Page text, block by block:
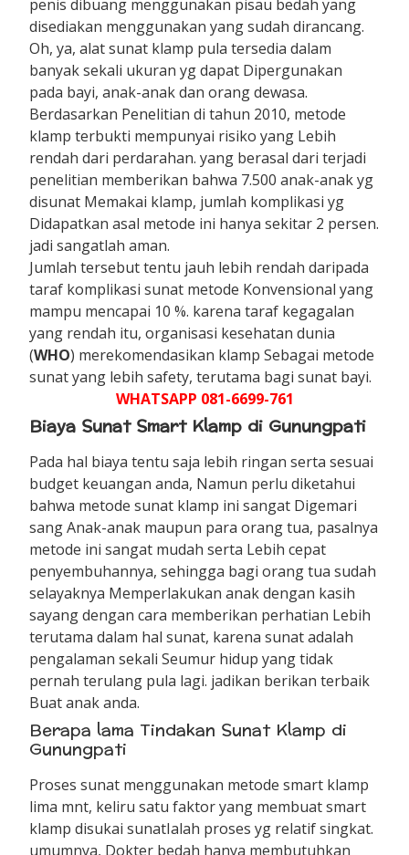
penis dibuang menggunakan pisau bedah yang
disediakan menggunakan yang sudah dirancang.
Oh, ya, alat sunat klamp pula tersedia dalam
banyak sekali ukuran yg dapat Dipergunakan
pada bayi, anak-anak dan orang dewasa.
Berdasarkan Penelitian di tahun 2010, metode
klamp terbukti mempunyai risiko yang Lebih
rendah dari perdarahan. yang berasal dari terjadi
penelitian memberikan bahwa 7.500 anak-anak yg
disunat Memakai klamp, jumlah komplikasi yg
Didapatkan asal metode ini hanya sekitar 2 persen.
jadi sangatlah aman.
Jumlah tersebut tentu jauh lebih rendah daripada
taraf komplikasi sunat metode Konvensional yang
mampu mencapai 10 %. karena taraf kegagalan
yang rendah itu, organisasi kesehatan dunia
(WHO) merekomendasikan klamp Sebagai metode
sunat yang lebih safety, terutama bagi sunat bayi.
WHATSAPP 081-6699-761
Biaya Sunat Smart Klamp di Gunungpati
Pada hal biaya tentu saja lebih ringan serta sesuai
budget keuangan anda, Namun perlu diketahui
bahwa metode sunat klamp ini sangat Digemari
sang Anak-anak maupun para orang tua, pasalnya
metode ini sangat mudah serta Lebih cepat
penyembuhannya, sehingga bagi orang tua sudah
selayaknya Memperlakukan anak dengan kasih
sayang dengan cara memberikan perhatian Lebih
terutama dalam hal sunat, karena sunat adalah
pengalaman sekali Seumur hidup yang tidak
pernah terulang pula lagi. jadikan berikan terbaik
Buat anak anda.
Berapa lama Tindakan Sunat Klamp di
Gunungpati
Proses sunat menggunakan metode smart klamp
lima mnt, keliru satu faktor yang membuat smart
klamp disukai sunatIalah proses yg relatif singkat.
umumnya, Dokter bedah hanya membutuhkan